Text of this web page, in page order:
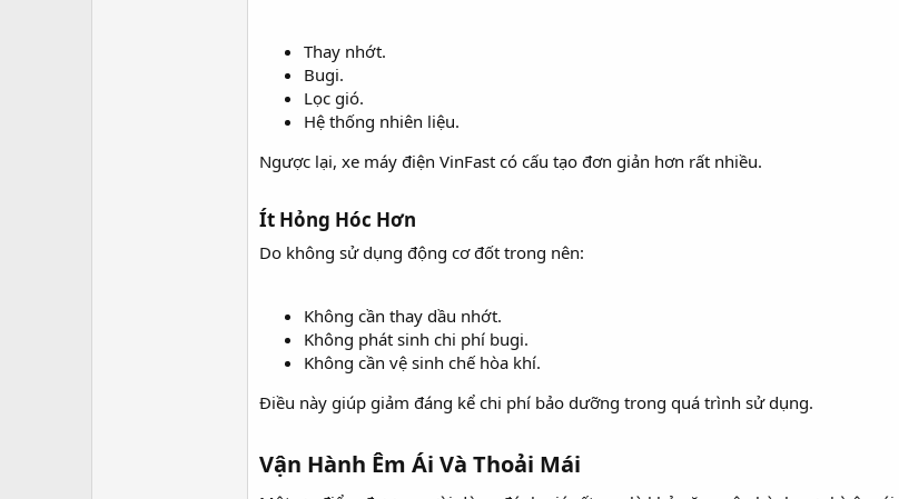
Thay nhớt.
Bugi.
Lọc gió.
Hệ thống nhiên liệu.
Ngược lại, xe máy điện VinFast có cấu tạo đơn giản hơn rất nhiều.
Ít Hỏng Hóc Hơn​
Do không sử dụng động cơ đốt trong nên:
Không cần thay dầu nhớt.
Không phát sinh chi phí bugi.
Không cần vệ sinh chế hòa khí.
Điều này giúp giảm đáng kể chi phí bảo dưỡng trong quá trình sử dụng.
Vận Hành Êm Ái Và Thoải Mái​